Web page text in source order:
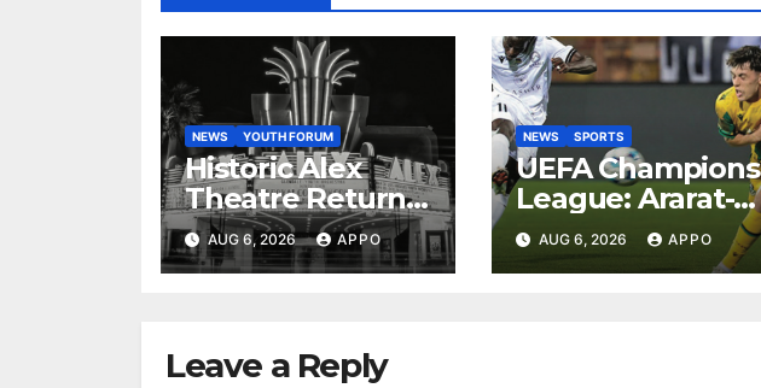
NEWS YOUTH FORUM
Historic Alex
Theatre Returns
to First-Run
Feature Films
AUG 6, 2026 APPO
NEWS SPORTS
UEFA Champions
League: Ararat-
Armenia Secure
Convincing
AUG 6, 2026 APPO
Leave a Reply